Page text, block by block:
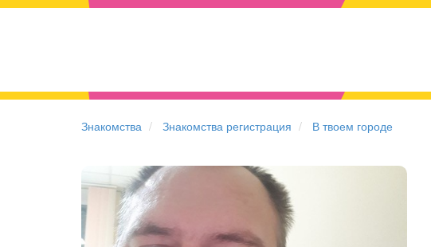
Знакомства Знакомства регистрация В твоем городе